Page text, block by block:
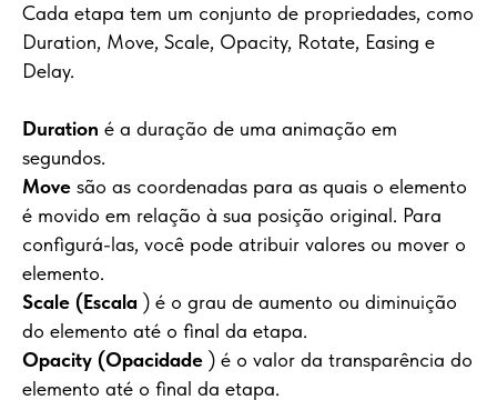
Cada etapa tem um conjunto de propriedades, como
Duration, Move, Scale, Opacity, Rotate, Easing e
Delay.
Duration é a duração de uma animação em
segundos.
Move são as coordenadas para as quais o elemento
é movido em relação à sua posição original. Para
configurá-las, você pode atribuir valores ou mover o
elemento.
Scale (Escala ) é o grau de aumento ou diminuição
do elemento até o final da etapa.
Opacity (Opacidade ) é o valor da transparência do
elemento até o final da etapa.